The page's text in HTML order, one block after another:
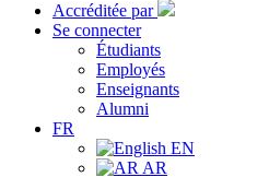
Accréditée par
Se connecter
Étudiants
Employés
Enseignants
Alumni
FR
EN
AR